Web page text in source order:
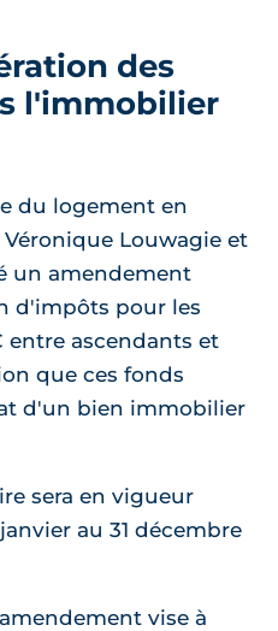
des
l'immobilier
du logement en
Véronique Louwagie et
un amendement
d'impôts pour les
entre ascendants et
que ces fonds
d'un bien immobilier
sera en vigueur
au 31 décembre
vise à